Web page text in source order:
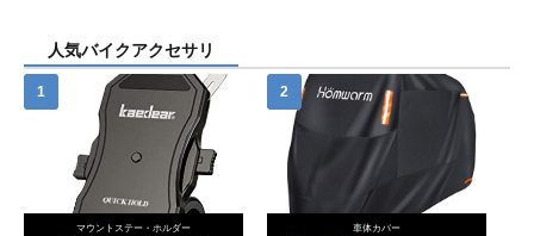
人気バイクアクセサリ
マウントステー・ホルダー 車体カバー